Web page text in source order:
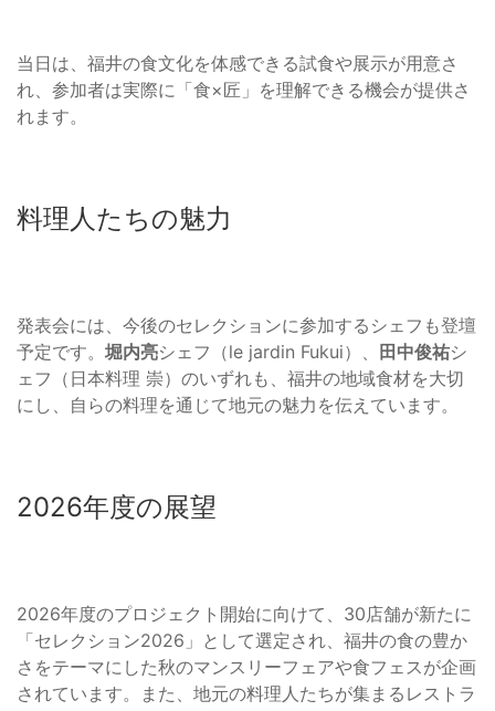
当日は、福井の食文化を体感できる試食や展示が用意さ
れ、参加者は実際に「食×匠」を理解できる機会が提供さ
れます。
料理人たちの魅力
発表会には、今後のセレクションに参加するシェフも登壇
予定です。 堀内亮シェフ（le jardin Fukui）、 田中俊祐シ
ェフ（日本料理 崇）のいずれも、福井の地域食材を大切
にし、自らの料理を通じて地元の魅力を伝えています。
2026年度の展望
2026年度のプロジェクト開始に向けて、30店舗が新たに
「セレクション2026」として選定され、福井の食の豊か
さをテーマにした秋のマンスリーフェアや食フェスが企画
されています。また、地元の料理人たちが集まるレストラ